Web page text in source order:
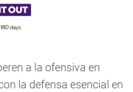
a la ofensiva en
la defensa esencial en